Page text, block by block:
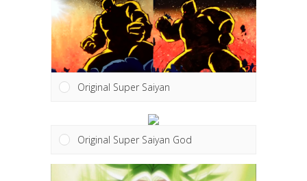
Original Super Saiyan
Original Super Saiyan God